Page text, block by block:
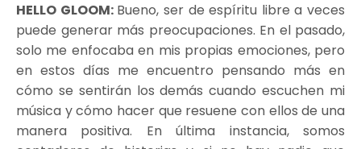
HELLO GLOOM: Bueno, ser de espíritu libre a veces
puede generar más preocupaciones. En el pasado,
solo me enfocaba en mis propias emociones, pero
en estos días me encuentro pensando más en
cómo se sentirán los demás cuando escuchen mi
música y cómo hacer que resuene con ellos de una
manera positiva. En última instancia, somos